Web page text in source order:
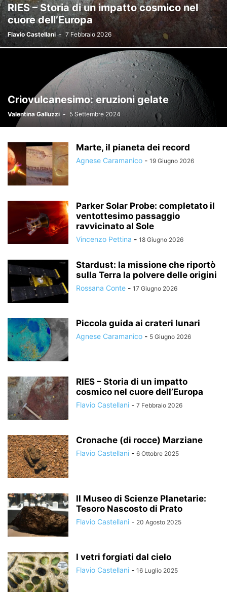
STRUMENTI PROFESSIONALI
TEST STRUMENTALI, ACCESSORI E AUTOCOSTRUZIONE
RIES – Storia di un impatto cosmico nel
cuore dell’Europa
Flavio Castellani - 7 Febbraio 2026
Criovulcanesimo: eruzioni gelate
Valentina Galluzzi - 5 Settembre 2024
Marte, il pianeta dei record
Agnese Caramanico - 19 Giugno 2026
Parker Solar Probe: completato il
ventottesimo passaggio
ravvicinato al Sole
Vincenzo Pettina - 18 Giugno 2026
Stardust: la missione che riportò
sulla Terra la polvere delle origini
Rossana Conte - 17 Giugno 2026
Piccola guida ai crateri lunari
Agnese Caramanico - 5 Giugno 2026
RIES – Storia di un impatto
cosmico nel cuore dell’Europa
Flavio Castellani - 7 Febbraio 2026
Cronache (di rocce) Marziane
Flavio Castellani - 6 Ottobre 2025
Il Museo di Scienze Planetarie:
Tesoro Nascosto di Prato
Flavio Castellani - 20 Agosto 2025
I vetri forgiati dal cielo
Flavio Castellani - 16 Luglio 2025